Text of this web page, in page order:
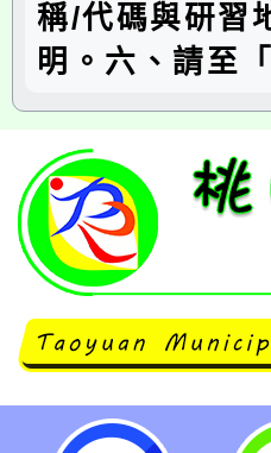
稱/代碼與研習
明。六、請至「
數位素養、A1/